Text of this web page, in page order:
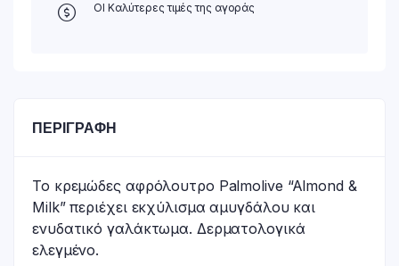
ΟΙ Καλύτερες τιμές της αγοράς
ΠΕΡΙΓΡΑΦΉ
Το κρεμώδες αφρόλουτρο Palmolive “Almond &
Milk” περιέχει εκχύλισμα αμυγδάλου και
ενυδατικό γαλάκτωμα. Δερματολογικά
ελεγμένο.